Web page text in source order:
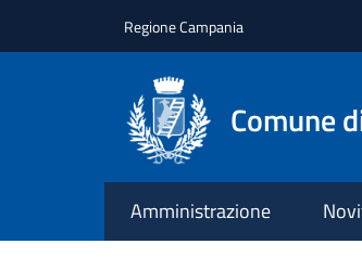
Regione Campania
Comune
Amministrazione